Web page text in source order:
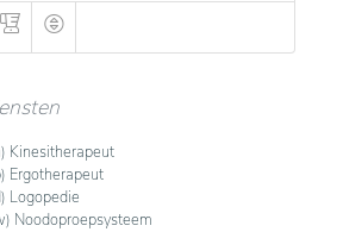
Kinesitherapeut
Ergotherapeut
Logopedie
Noodoproepsysteem